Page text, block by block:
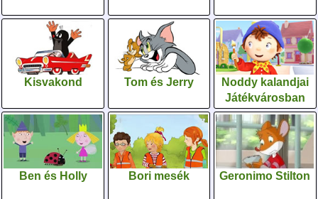
Kisvakond Tom és Jerry
Noddy kalandjai
Játékvárosban
Ben és Holly Bori mesék Geronimo Stilton